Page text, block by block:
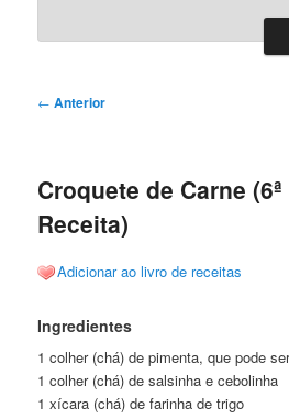
Navegação
← Anterior
Croquete de Carne (6ª
Receita)
Adicionar ao livro de receitas
Ingredientes
1 colher (chá) de pimenta, que pode
1 colher (chá) de salsinha e cebolinha
1 xícara (chá) de farinha de trigo